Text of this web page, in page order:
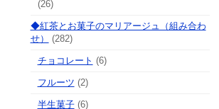
(26)
◆紅茶とお菓子のマリアージュ（組み合わ
せ）
(282)
チョコレート (6)
フルーツ (2)
半生菓子(6)